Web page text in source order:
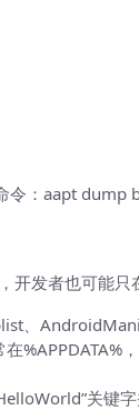
：aapt dump
发者也可能
、
关键字